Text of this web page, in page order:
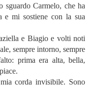
Carmelo, che ha
e mi sostiene con la sua
e Biagio e volti noti
sempre intorno, sempre
prima era alta, bella,
corda invisibile. Sono